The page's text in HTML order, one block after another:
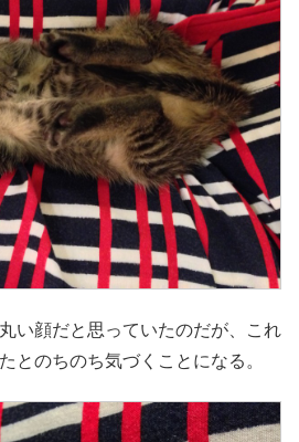
い顔だと思っていたのだが、これ
とのちのち気づくことになる。